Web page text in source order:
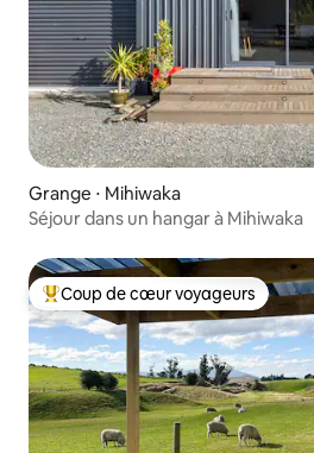
Grange ⋅ Mihiwaka
Séjour dans un hangar à Mihiwaka
Coups de cœur voyageurs les plus
Coup de cœur voyageurs